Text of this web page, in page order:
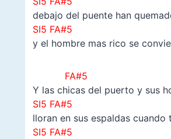
debajo del puente han
SI5 FA#5
y el hombre mas rico se
FA#5
Y las chicas del puerto y sus
SI5 FA#5
lloran en sus espaldas cuando
SI5 FA#5